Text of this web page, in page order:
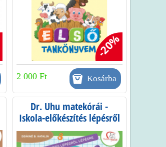
-20%
2 000 Ft
Dr. Uhu matekórái -
Iskola-előkészítés lépésről
lépésre